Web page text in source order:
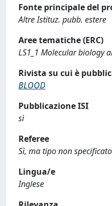
Fonte principale del
Altre Istituz. pubb. estere
Aree tematiche (ERC)
LS1_1 Molecular biology
Rivista su cui è
BLOOD
Pubblicazione ISI
sì
Referee
Sì, ma tipo non specificato
Lingua/e
Inglese